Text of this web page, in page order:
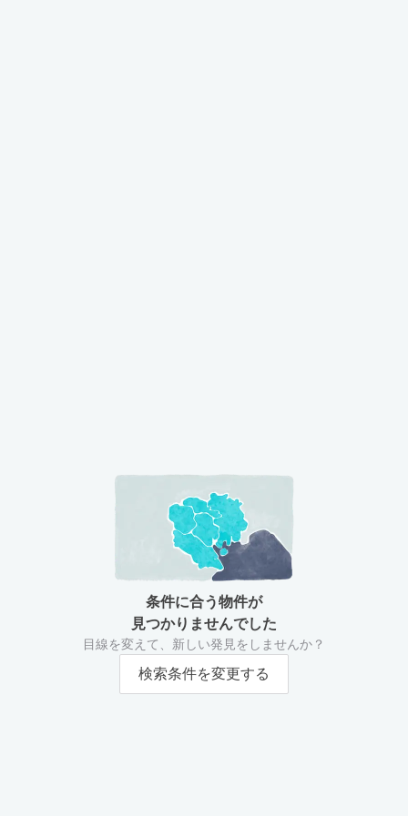
条件に合う物件が
見つかりませんでした
目線を変えて、新しい発見をしませんか？
検索条件を変更する